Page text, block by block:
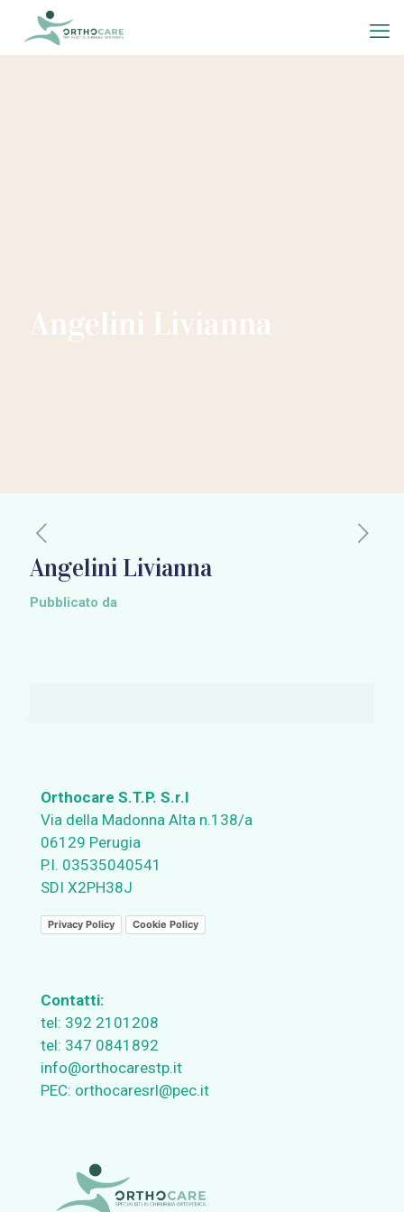
Angelini Livianna
Angelini Livianna
Pubblicato da
Orthocare S.T.P. S.r.l
Via della Madonna Alta n.138/a
06129 Perugia
P.I. 03535040541
SDI X2PH38J
Privacy Policy Cookie Policy
Contatti:
tel: 392 2101208
tel: 347 0841892
info@orthocarestp.it
PEC: orthocaresrl@pec.it